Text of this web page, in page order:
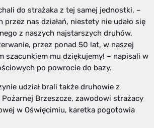
do strażaka z tej samej jednostki. –
przez nas działań, niestety nie udało się
z naszych najstarszych druhów,
przez ponad 50 lat, w naszej
szacunkiem mu dziękujemy! – napisali w
po powrocie do bazy.
udział brali także druhowie z
Brzeszcze, zawodowi strażacy
w Oświęcimiu, karetka pogotowia